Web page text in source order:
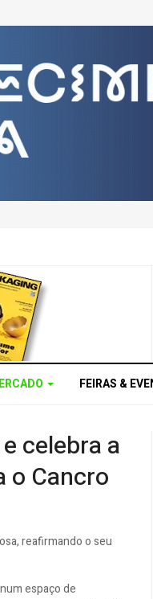
FEIRAS &
celebra a
o Cancro
reafirmando o seu
espaço de